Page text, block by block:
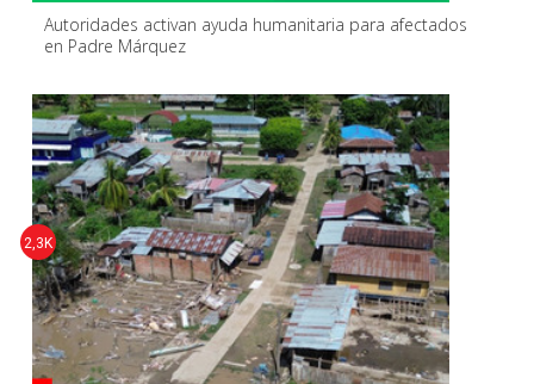
Autoridades activan ayuda humanitaria para afectados
en Padre Márquez
2,3K